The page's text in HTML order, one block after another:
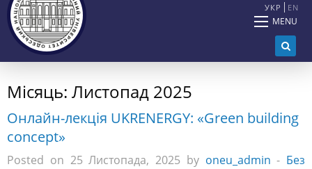
УКР EN
MENU
Місяць: Листопад 2025
Онлайн-лекція UKRENERGY: «Green building
concept»
Posted on 25 Листопада, 2025 by oneu_admin - Без